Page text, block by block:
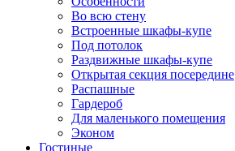
Во всю стену
Встроенные шкафы-купе
Под потолок
Раздвижные шкафы-купе
Открытая секция посередине
Распашные
Гардероб
Для маленького помещения
Эконом
Гостиные